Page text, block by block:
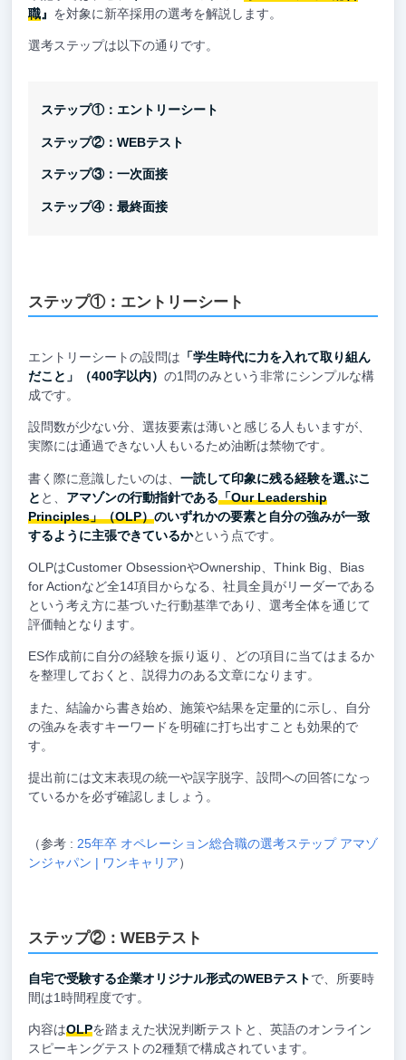
職』 を対象に新卒採用の選考を解説します。
選考ステップは以下の通りです。
ステップ①：エントリーシート
ステップ②：WEBテスト
ステップ③：一次面接
ステップ④：最終面接
ステップ①：エントリーシート
エントリーシートの設問は 「学生時代に力を入れて取り組ん
だこと」（400字以内） の1問のみという非常にシンプルな構
成です。
設問数が少ない分、選抜要素は薄いと感じる人もいますが、
実際には通過できない人もいるため油断は禁物です。
書く際に意識したいのは、 一読して印象に残る経験を選ぶこ
と と、 アマゾンの行動指針である「Our Leadership
Principles」（OLP）のいずれかの要素と自分の強みが一致
するように主張できているかという点です。
OLPはCustomer ObsessionやOwnership、Think Big、Bias
for Actionなど全14項目からなる、社員全員がリーダーである
という考え方に基づいた行動基準であり、選考全体を通じて
評価軸となります。
ES作成前に自分の経験を振り返り、どの項目に当てはまるか
を整理しておくと、説得力のある文章になります。
また、結論から書き始め、施策や結果を定量的に示し、自分
の強みを表すキーワードを明確に打ち出すことも効果的で
す。
提出前には文末表現の統一や誤字脱字、設問への回答になっ
ているかを必ず確認しましょう。
（参考 : 25年卒 オペレーション総合職の選考ステップ アマゾ
ンジャパン | ワンキャリア）
ステップ②：WEBテスト
自宅で受験する企業オリジナル形式のWEBテストで、所要時
間は1時間程度です。
内容はOLPを踏まえた状況判断テストと、英語のオンライン
スピーキングテストの2種類で構成されています。